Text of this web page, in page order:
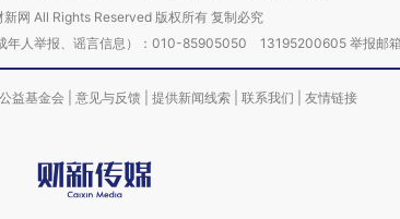
网 All Rights Reserved 版权所有 复制必究
年人举报、谣言信息）：010-85905050 13195200605 举报邮
益基金会 意见与反馈 提供新闻线索 联系我们 友情链接